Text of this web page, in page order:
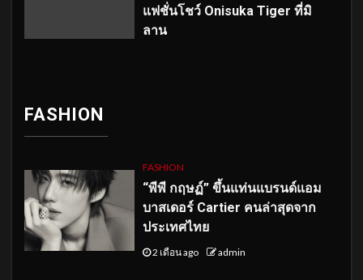
แฟชั่นโชว์ Onisuka Tiger ที่มิ
ลาน
FASHION
FASHION
“พีพี กฤษฏ์” ขึ้นแท่นแบรนด์แอม
บาสเดอร์ Cartier คนล่าสุดจาก
ประเทศไทย
2 เดือน ago admin